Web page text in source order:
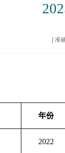
准
年份
2022